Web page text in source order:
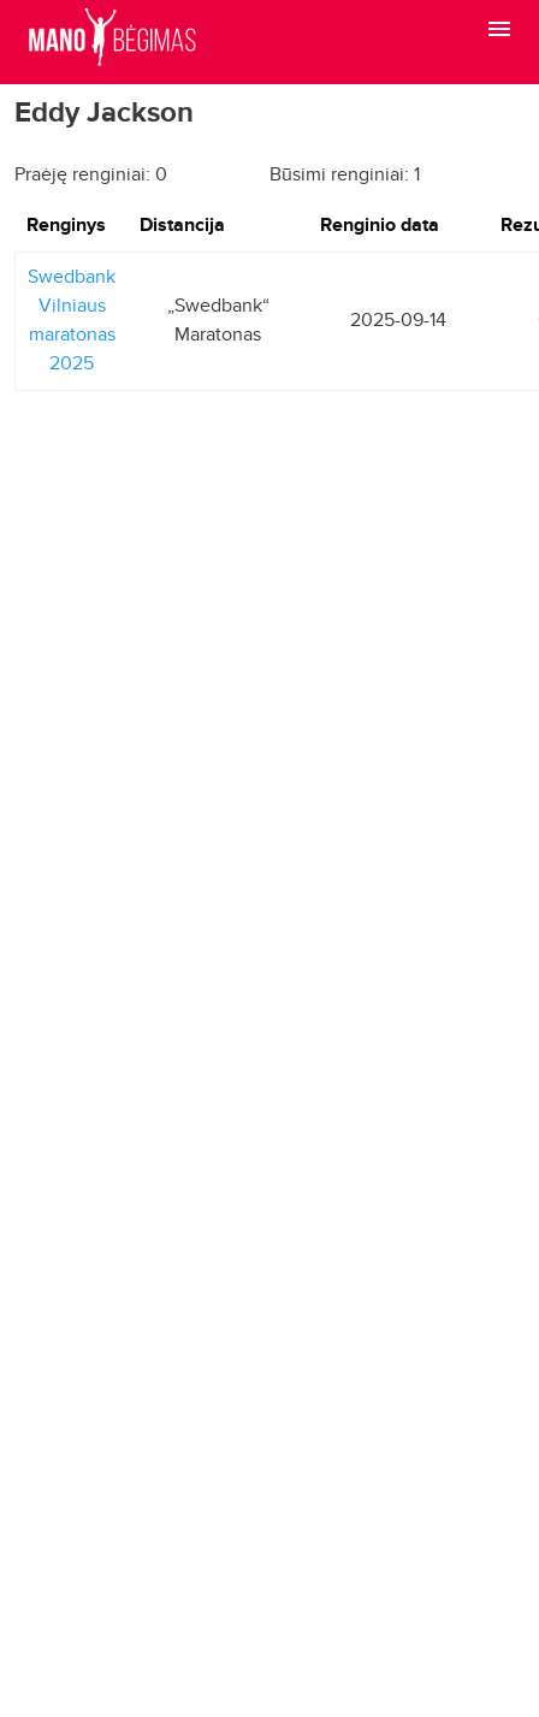
Eddy Jackson
Praėję renginiai: 0 Būsimi renginiai: 1
Renginys Distancija Renginio data
Swedbank
Vilniaus
maratonas
2025
„Swedbank“
Maratonas
2025-09-14